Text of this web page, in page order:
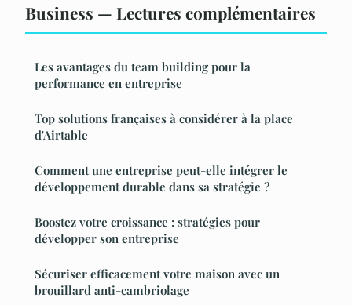
Business — Lectures complémentaires
Les avantages du team building pour la
performance en entreprise
Top solutions françaises à considérer à la place
d'Airtable
Comment une entreprise peut-elle intégrer le
développement durable dans sa stratégie ?
Boostez votre croissance : stratégies pour
développer son entreprise
Sécuriser efficacement votre maison avec un
brouillard anti-cambriolage